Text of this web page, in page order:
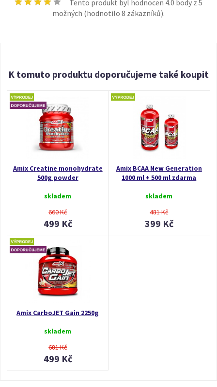
Tento produkt byl hodnocen 4.0 body z 5
možných (hodnotilo 8 zákazníků).
K tomuto produktu doporučujeme také koupit
Amix Creatine monohydrate
500g powder
skladem
660 Kč
499 Kč
Amix BCAA New Generation
1000 ml + 500 ml zdarma
skladem
481 Kč
399 Kč
Amix CarboJET Gain 2250g
skladem
681 Kč
499 Kč